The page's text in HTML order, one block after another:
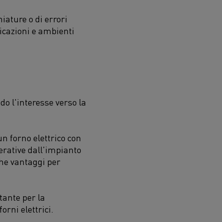
o di errori
e ambienti
l'interesse verso la
forno elettrico con
dall'impianto
vantaggi per
per la
elettrici.